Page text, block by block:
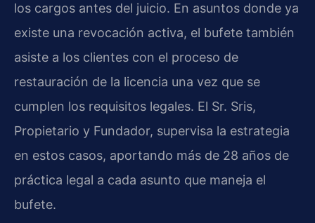
los cargos antes del juicio. En asuntos donde ya
existe una revocación activa, el bufete también
asiste a los clientes con el proceso de
restauración de la licencia una vez que se
cumplen los requisitos legales. El Sr. Sris,
Propietario y Fundador, supervisa la estrategia
en estos casos, aportando más de 28 años de
práctica legal a cada asunto que maneja el
bufete.